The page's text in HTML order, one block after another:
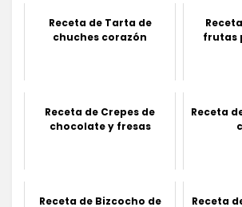
Receta de Tarta de
chuches corazón
frutas
Receta de Crepes de
chocolate y fresas
Receta
Receta de Bizcocho de
Receta